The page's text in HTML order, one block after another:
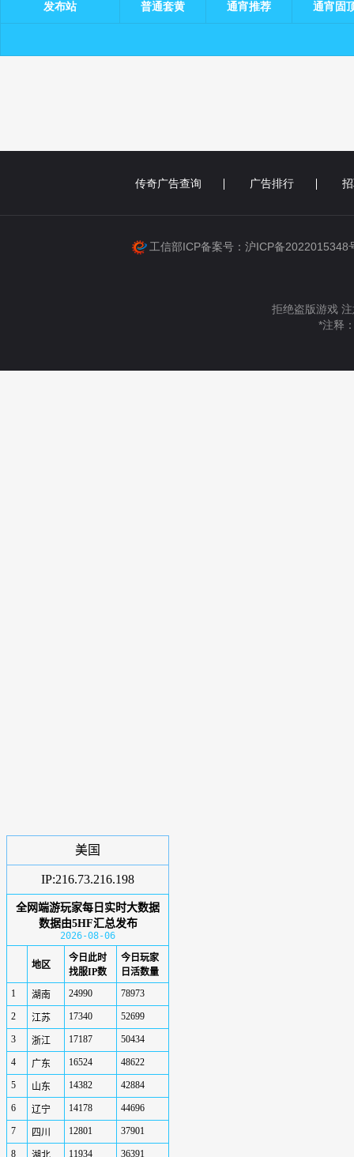
发布站 普通套黄 通宵推荐 通宵固
传奇广告查询 广告排行
工信部ICP备案号：沪ICP备
拒绝盗版游戏
*注释